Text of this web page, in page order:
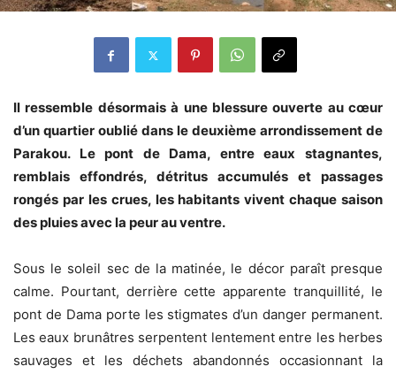
Il ressemble désormais à une blessure ouverte au cœur
d’un quartier oublié dans le deuxième arrondissement de
Parakou. Le pont de Dama, entre eaux stagnantes,
remblais effondrés, détritus accumulés et passages
rongés par les crues, les habitants vivent chaque saison
des pluies avec la peur au ventre.
Sous le soleil sec de la matinée, le décor paraît presque
calme. Pourtant, derrière cette apparente tranquillité, le
pont de Dama porte les stigmates d’un danger permanent.
Les eaux brunâtres serpentent lentement entre les herbes
sauvages et les déchets abandonnés occasionnant la